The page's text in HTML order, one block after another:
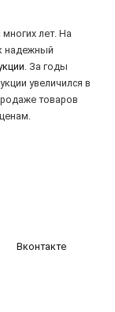
лет. На
надежный
. За годы
увеличился в
товаров
Вконтакте